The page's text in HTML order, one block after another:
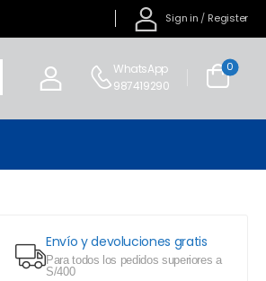
Sign in / Register
WhatsApp
987419290
0
Envío y devoluciones gratis
Para todos los pedidos superiores a
S/400